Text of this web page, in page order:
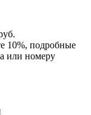
10%, подробные
или номеру